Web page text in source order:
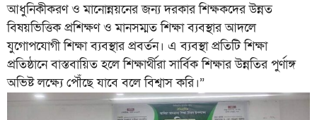
আধুনিকীকরণ ও মানোন্নয়নের জন্য দরকার শিক্ষকদের উন্নত
বিষয়ভিত্তিক প্রশিক্ষণ ও মানসম্মত শিক্ষা ব্যবস্থার আদলে
যুগোপযোগী শিক্ষা ব্যবস্থার প্রবর্তন। এ ব্যবস্থা প্রতিটি শিক্ষা
প্রতিষ্ঠানে বাস্তবায়িত হলে শিক্ষার্থীরা সার্বিক শিক্ষার উন্নতির পুর্ণাঙ্গ
অভিষ্ট লক্ষ্যে পৌঁছে যাবে বলে বিশ্বাস করি।”